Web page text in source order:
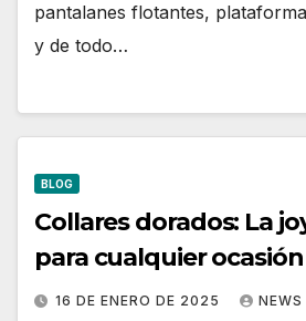
pantalanes flotantes,
y de todo…
BLOG
Collares dorados: La
para cualquier ocasión
16 DE ENERO DE 2025 NEWS